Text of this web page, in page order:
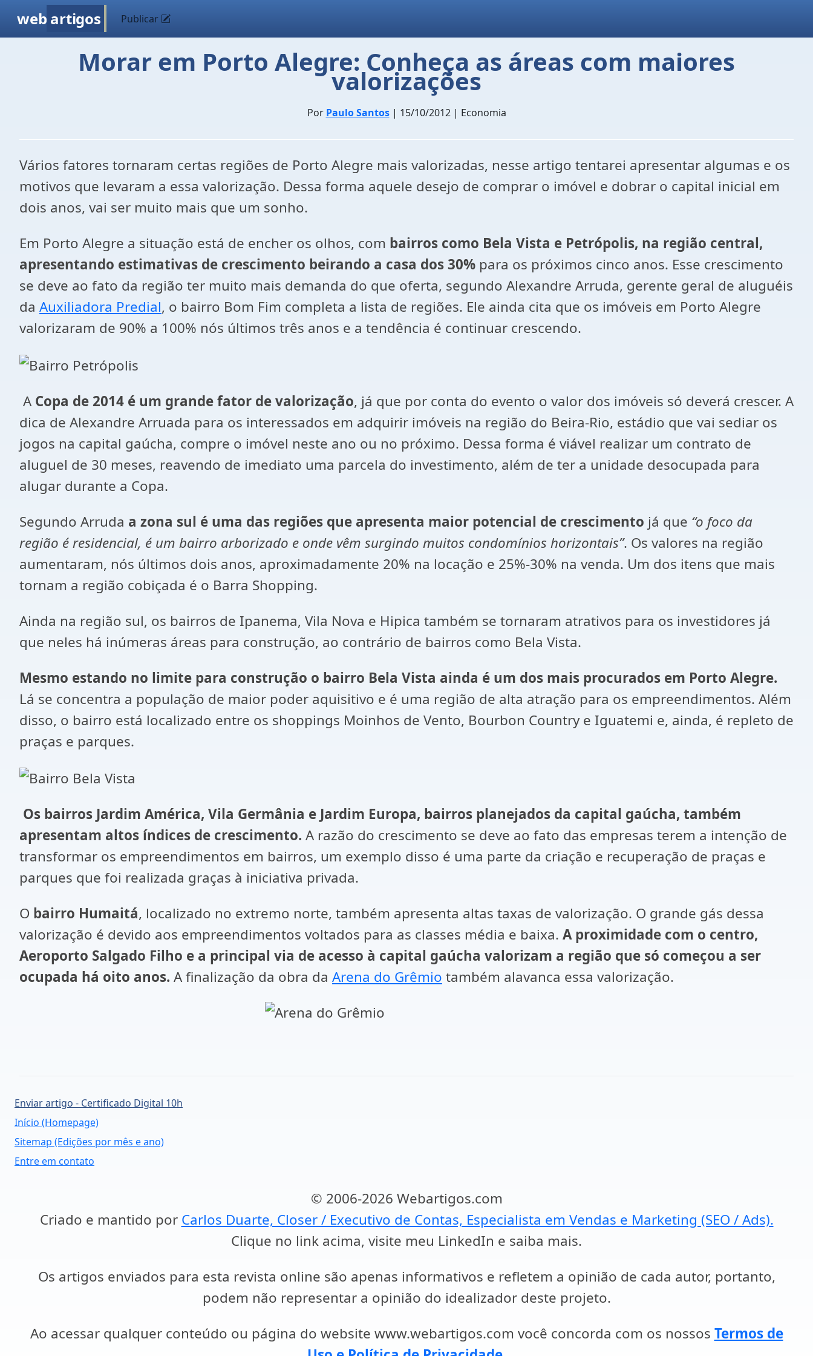
web artigos Publicar
Morar em Porto Alegre: Conheça as áreas com maiores
valorizações
Por Paulo Santos| 15/10/2012 | Economia
Vários fatores tornaram certas regiões de Porto Alegre mais valorizadas, nesse artigo tentarei apresentar algumas e os
motivos que levaram a essa valorização. Dessa forma aquele desejo de comprar o imóvel e dobrar o capital inicial em
dois anos, vai ser muito mais que um sonho.
Em Porto Alegre a situação está de encher os olhos, com bairros como Bela Vista e Petrópolis, na região central,
apresentando estimativas de crescimento beirando a casa dos 30% para os próximos cinco anos. Esse crescimento
se deve ao fato da região ter muito mais demanda do que oferta, segundo Alexandre Arruda, gerente geral de aluguéis
da Auxiliadora Predial, o bairro Bom Fim completa a lista de regiões. Ele ainda cita que os imóveis em Porto Alegre
valorizaram de 90% a 100% nós últimos três anos e a tendência é continuar crescendo.
A Copa de 2014 é um grande fator de valorização, já que por conta do evento o valor dos imóveis só deverá crescer. A
dica de Alexandre Arruada para os interessados em adquirir imóveis na região do Beira-Rio, estádio que vai sediar os
jogos na capital gaúcha, compre o imóvel neste ano ou no próximo. Dessa forma é viável realizar um contrato de
aluguel de 30 meses, reavendo de imediato uma parcela do investimento, além de ter a unidade desocupada para
alugar durante a Copa.
Segundo Arruda a zona sul é uma das regiões que apresenta maior potencial de crescimento já que “o foco da
região é residencial, é um bairro arborizado e onde vêm surgindo muitos condomínios horizontais”. Os valores na região
aumentaram, nós últimos dois anos, aproximadamente 20% na locação e 25%-30% na venda. Um dos itens que mais
tornam a região cobiçada é o Barra Shopping.
Ainda na região sul, os bairros de Ipanema, Vila Nova e Hipica também se tornaram atrativos para os investidores já
que neles há inúmeras áreas para construção, ao contrário de bairros como Bela Vista.
Mesmo estando no limite para construção o bairro Bela Vista ainda é um dos mais procurados em Porto Alegre.
Lá se concentra a população de maior poder aquisitivo e é uma região de alta atração para os empreendimentos. Além
disso, o bairro está localizado entre os shoppings Moinhos de Vento, Bourbon Country e Iguatemi e, ainda, é repleto de
praças e parques.
Os bairros Jardim América, Vila Germânia e Jardim Europa, bairros planejados da capital gaúcha, também
apresentam altos índices de crescimento. A razão do crescimento se deve ao fato das empresas terem a intenção de
transformar os empreendimentos em bairros, um exemplo disso é uma parte da criação e recuperação de praças e
parques que foi realizada graças à iniciativa privada.
O bairro Humaitá, localizado no extremo norte, também apresenta altas taxas de valorização. O grande gás dessa
valorização é devido aos empreendimentos voltados para as classes média e baixa. A proximidade com o centro,
Aeroporto Salgado Filho e a principal via de acesso à capital gaúcha valorizam a região que só começou a ser
ocupada há oito anos. A finalização da obra da Arena do Grêmio também alavanca essa valorização.
Enviar artigo - Certificado Digital 10h
Início (Homepage)
Sitemap (Edições por mês e ano)
Entre em contato
© 2006-2026 Webartigos.com
Criado e mantido por Carlos Duarte, Closer / Executivo de Contas, Especialista em Vendas e Marketing (SEO / Ads).
Clique no link acima, visite meu LinkedIn e saiba mais.
Os artigos enviados para esta revista online são apenas informativos e refletem a opinião de cada autor, portanto,
podem não representar a opinião do idealizador deste projeto.
Ao acessar qualquer conteúdo ou página do website www.webartigos.com você concorda com os nossos Termos de